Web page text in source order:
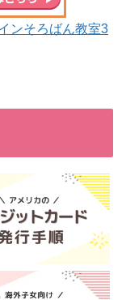
ンそろばん教室3